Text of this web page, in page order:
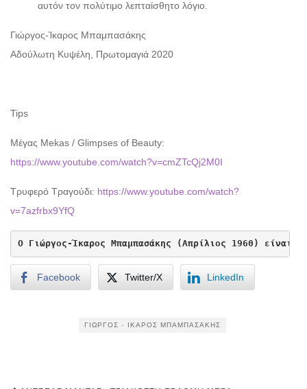
αυτόν τον πολύτιμο λεπταίσθητο λόγιο.
Γιώργος-Ίκαρος Μπαμπασάκης
Αδούλωτη Κυψέλη, Πρωτομαγιά 2020
Tips
Μέγας Mekas / Glimpses of Beauty:
https://www.youtube.com/watch?v=cmZTcQj2M0I
Τρυφερό Τραγούδι: https://www.youtube.com/watch?
v=7azfrbx9YfQ
Ο Γιώργος-Ίκαρος Μπαμπασάκης (Απρίλιος 1960) είναι
Facebook Twitter/X LinkedIn
ΓΙΏΡΓΟΣ - ΊΚΑΡΟΣ ΜΠΑΜΠΑΣΆΚΗΣ